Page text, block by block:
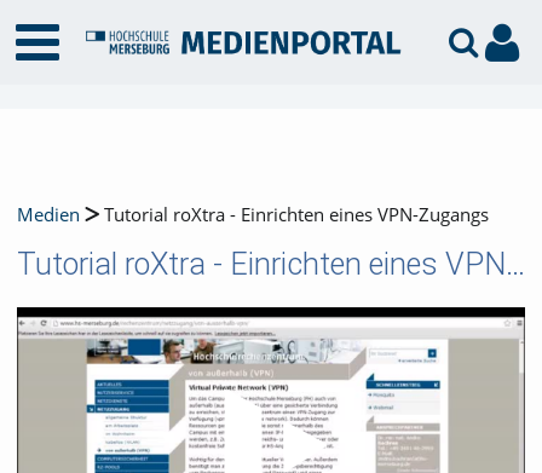
Medien Tutorial roXtra - Einrichten eines VPN-Zugangs
Tutorial roXtra - Einrichten eines VPN-Zugangs